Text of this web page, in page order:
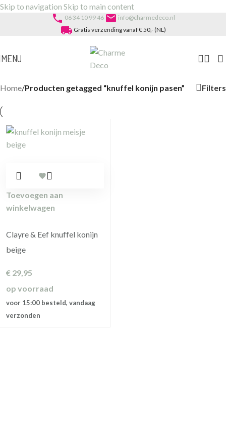
Skip to navigation Skip to main content
phone 06 34 10 99 46 email info@charmedeco.nl
local_shipping Gratis verzending vanaf € 50,- (NL)
MENU
Home/Producten getagged “knuffel konijn pasen” Filters
Toevoegen aan
winkelwagen
Clayre & Eef knuffel konijn
beige
€ 29,95
op voorraad
voor 15:00 besteld, vandaag
verzonden